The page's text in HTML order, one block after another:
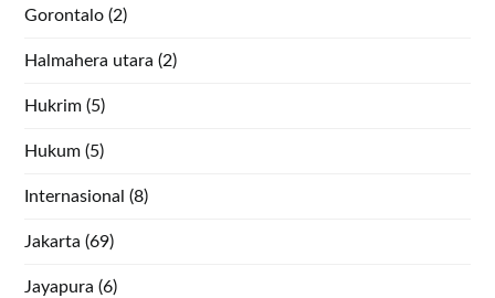
Gorontalo (2)
Halmahera utara (2)
Hukrim (5)
Hukum (5)
Internasional (8)
Jakarta (69)
Jayapura (6)